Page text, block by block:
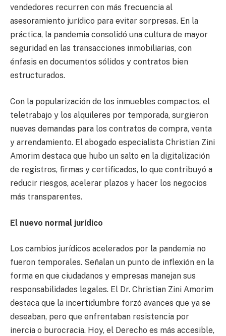
vendedores recurren con más frecuencia al
asesoramiento jurídico para evitar sorpresas. En la
práctica, la pandemia consolidó una cultura de mayor
seguridad en las transacciones inmobiliarias, con
énfasis en documentos sólidos y contratos bien
estructurados.
Con la popularización de los inmuebles compactos, el
teletrabajo y los alquileres por temporada, surgieron
nuevas demandas para los contratos de compra, venta
y arrendamiento. El abogado especialista Christian Zini
Amorim destaca que hubo un salto en la digitalización
de registros, firmas y certificados, lo que contribuyó a
reducir riesgos, acelerar plazos y hacer los negocios
más transparentes.
El nuevo normal jurídico
Los cambios jurídicos acelerados por la pandemia no
fueron temporales. Señalan un punto de inflexión en la
forma en que ciudadanos y empresas manejan sus
responsabilidades legales. El Dr. Christian Zini Amorim
destaca que la incertidumbre forzó avances que ya se
deseaban, pero que enfrentaban resistencia por
inercia o burocracia. Hoy, el Derecho es más accesible,